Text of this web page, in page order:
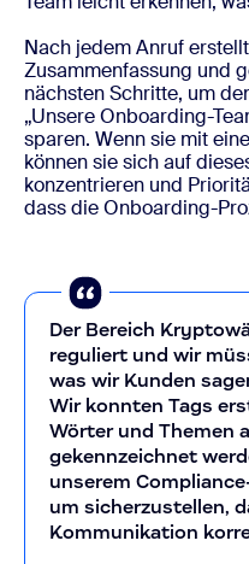
Nach jedem Anruf
Zusammenfassung und
nächsten Schritte, um
„Unsere Onboarding-
sparen. Wenn sie mit
können sie sich auf
konzentrieren und
dass die Onboarding-
Der Bereich
reguliert und wir
was wir Kunden
Wir konnten Tags
Wörter und Themen
gekennzeichnet
unserem
um sicherzustellen,
Kommunikation